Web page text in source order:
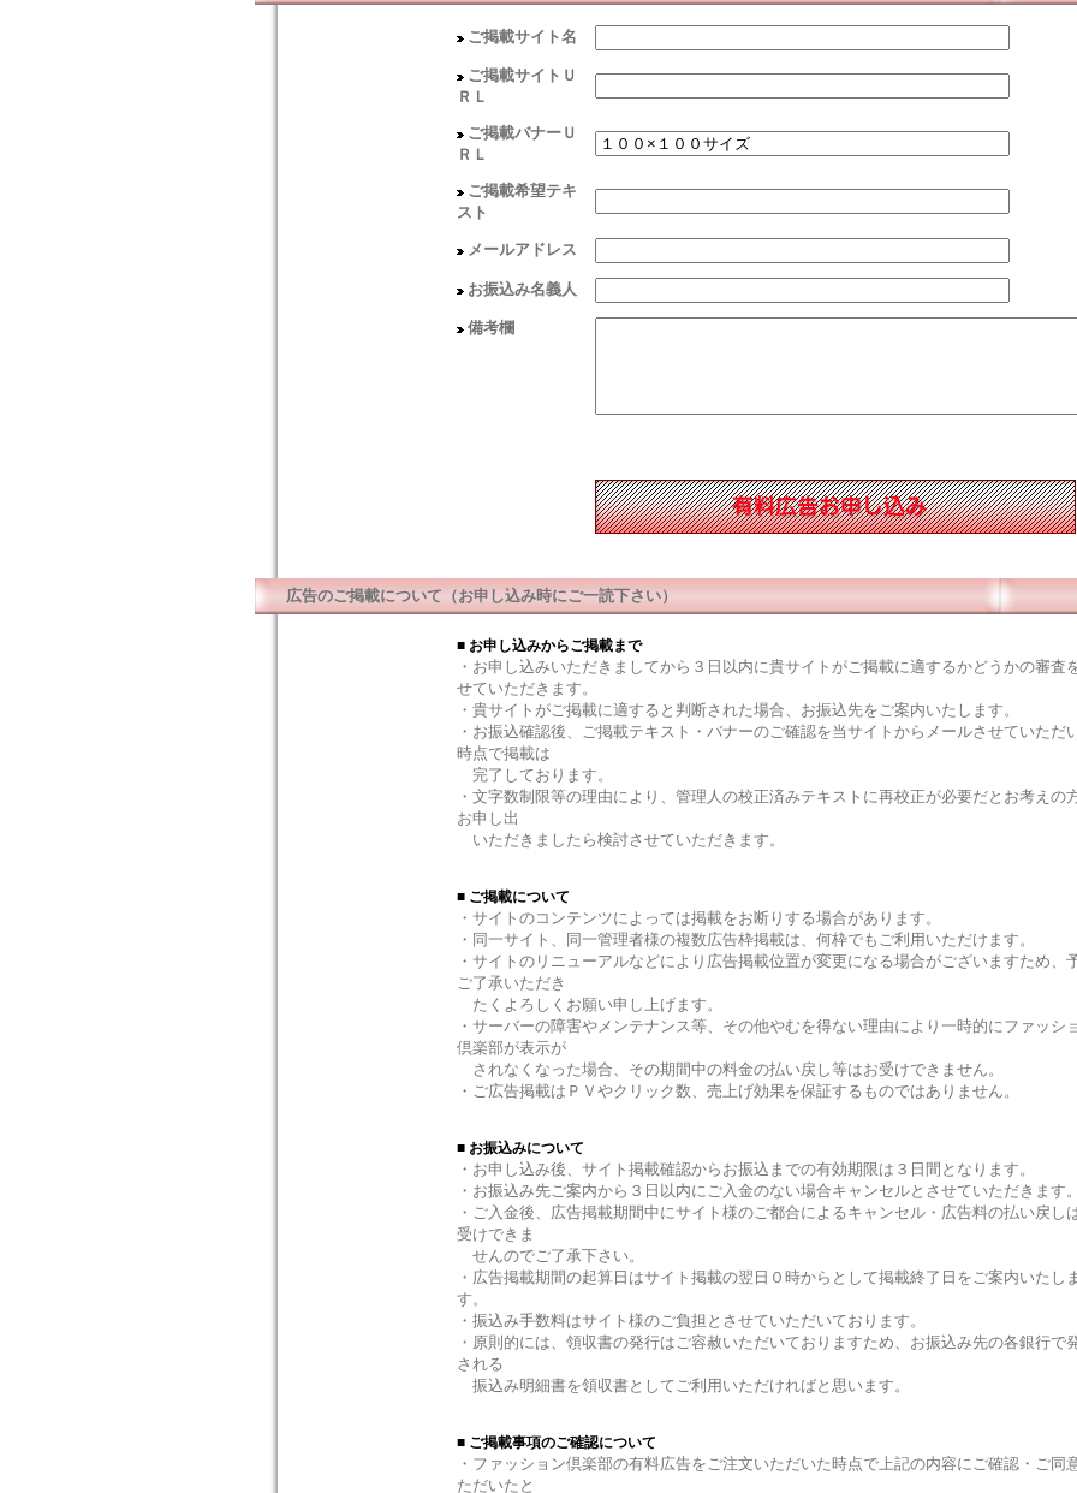
ご掲載サイト名
ご掲載サイトＵ
ＲＬ
ご掲載バナーＵ
ＲＬ
ご掲載希望テキ
スト
メールアドレス
お振込み名義人
備考欄
広告のご掲載について（お申し込み時にご一読下さい）
■ お申し込みからご掲載まで
・お申し込みいただきましてから３日以内に貴サイトがご掲載に適するかどうかの審査
せていただきます。
・貴サイトがご掲載に適すると判断された場合、お振込先をご案内いたします。
・お振込確認後、ご掲載テキスト・バナーのご確認を当サイトからメールさせていただ
時点で掲載は
完了しております。
・文字数制限等の理由により、管理人の校正済みテキストに再校正が必要だとお考えの
お申し出
いただきましたら検討させていただきます。
■ ご掲載について
・サイトのコンテンツによっては掲載をお断りする場合があります。
・同一サイト、同一管理者様の複数広告枠掲載は、何枠でもご利用いただけます。
・サイトのリニューアルなどにより広告掲載位置が変更になる場合がございますため、
ご了承いただき
たくよろしくお願い申し上げます。
・サーバーの障害やメンテナンス等、その他やむを得ない理由により一時的にファッシ
倶楽部が表示が
されなくなった場合、その期間中の料金の払い戻し等はお受けできません。
・ご広告掲載はＰＶやクリック数、売上げ効果を保証するものではありません。
■ お振込みについて
・お申し込み後、サイト掲載確認からお振込までの有効期限は３日間となります。
・お振込み先ご案内から３日以内にご入金のない場合キャンセルとさせていただきます。
・ご入金後、広告掲載期間中にサイト様のご都合によるキャンセル・広告料の払い戻し
受けできま
せんのでご了承下さい。
・広告掲載期間の起算日はサイト掲載の翌日０時からとして掲載終了日をご案内いたしま
す。
・振込み手数料はサイト様のご負担とさせていただいております。
・原則的には、領収書の発行はご容赦いただいておりますため、お振込み先の各銀行で
される
振込み明細書を領収書としてご利用いただければと思います。
■ ご掲載事項のご確認について
・ファッション倶楽部の有料広告をご注文いただいた時点で上記の内容にご確認・ご同
ただいたと